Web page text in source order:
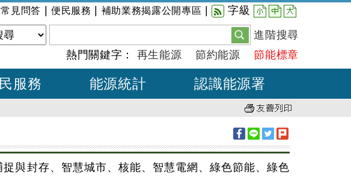
常見問答 便民服務 補助業務揭露公開專區 字級 小 中 大
進階搜尋
熱門關鍵字： 再生能源 節約能源 節能標章
服務 能源統計 認識能源署
與封存、智慧城市、核能、智慧電網、綠色節能、綠色